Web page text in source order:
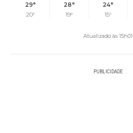
29°
20°
28°
19°
24°
15°
Atualizado às 15h01
PUBLICIDADE